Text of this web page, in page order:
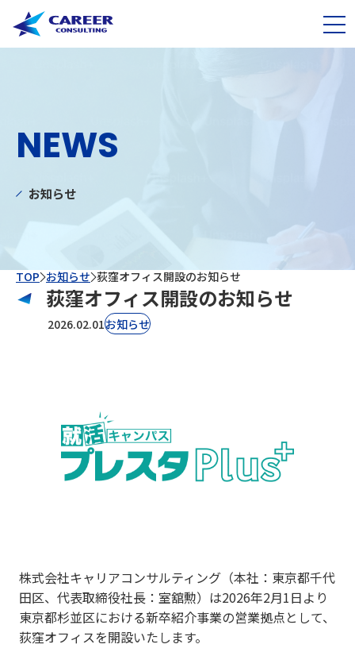
NEWS
お知らせ
TOP お知らせ 荻窪オフィス開設のお知らせ
荻窪オフィス開設のお知らせ
2026.02.01お知らせ
株式会社キャリアコンサルティング（本社：東京都千代
田区、代表取締役社長：室舘勲）は2026年2月1日より
東京都杉並区における新卒紹介事業の営業拠点として、
荻窪オフィスを開設いたします。